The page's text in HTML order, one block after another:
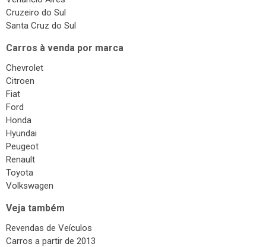
Cruzeiro do Sul
Santa Cruz do Sul
Carros à venda por marca
Chevrolet
Citroen
Fiat
Ford
Honda
Hyundai
Peugeot
Renault
Toyota
Volkswagen
Veja também
Revendas de Veículos
Carros a partir de 2013